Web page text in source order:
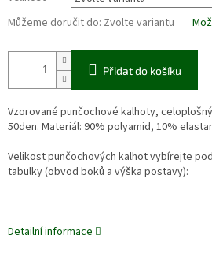
Můžeme doručit do: Zvolte variantu
Přidat do košíku
Vzorované punčochové kalhoty,
50den. Materiál: 90% polyamid, 10%
Velikost punčochových kalhot vybírejte
tabulky (obvod boků a výška postavy):
Detailní informace